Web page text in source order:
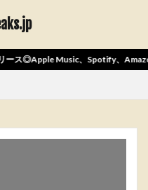
◎Apple Music、Spotify、